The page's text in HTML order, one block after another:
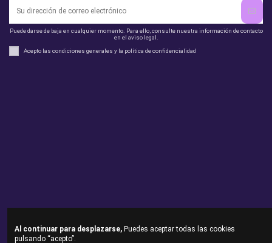
Puede darse de baja en cualquier momento. Para ello, consulte nuestra información de contacto
en el aviso legal.
Acepto las condiciones generales y la política de confidencialidad
Al continuar para desplazarse, Puedes aceptar todas las cookies
pulsando “acepto”.